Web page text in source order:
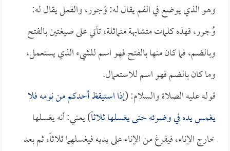
وهو الذي يوضع في الفم يقال له: وَجور، والفعل يقال له:
وُجور، فهذه كلمات متشابهة متماثلة، تأتي على صيغتين بالفتح
وبالضم، فما كان منها بالفتح فهو اسم للشيء الذي يستعمل،
وما كان بالضم فهو اسم للاستعمال.
قوله عليه الصلاة والسلام: (إذا استيقظ أحدكم من نومه فلا
يغمس يده في وضوئه حتى يغسلها ثلاثاً) يعني: أنه يغسلها
خارج الإناء، فيفرغ من الإناء على يديه فيغسلهما ثلاثاً، ثم بعد